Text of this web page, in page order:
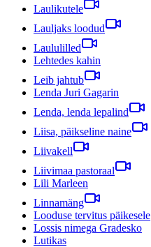
Laulikutele
Lauljaks loodud
Laululilled
Lehtedes kahin
Leib jahtub
Lenda Juri Gagarin
Lenda, lenda lepalind
Liisa, päikseline naine
Liivakell
Liivimaa pastoraal
Lili Marleen
Linnamäng
Looduse tervitus päikesele
Lossis nimega Gradesko
Lutikas